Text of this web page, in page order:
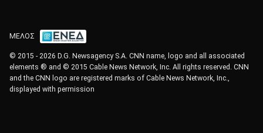
ΜΕΛΟΣ
© 2015 - 2026 D.G. Newsagency S.A. CNN name, logo and all associated
elements ® and © 2015 Cable News Network, Inc. All rights reserved. CNN
and the CNN logo are registered marks of Cable News Network, Inc.,
displayed with permission